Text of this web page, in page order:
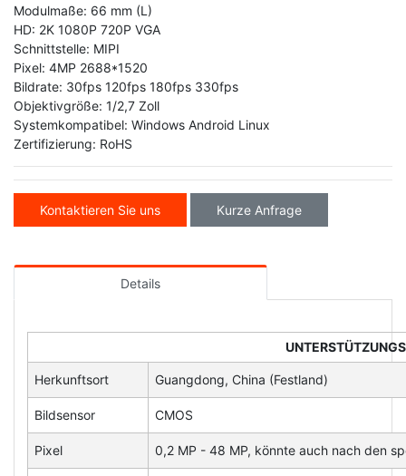
Modulmaße: 66 mm (L)
HD: 2K 1080P 720P VGA
Schnittstelle: MIPI
Pixel: 4MP 2688*1520
Bildrate: 30fps 120fps 180fps 330fps
Objektivgröße: 1/2,7 Zoll
Systemkompatibel: Windows Android Linux
Zertifizierung: RoHS
Kontaktieren Sie uns Kurze Anfrage
Details
Herkunftsort Guangdong, China (Festland)
Bildsensor CMOS
Pixel 0,2 MP - 48 MP, könnte auch nach den